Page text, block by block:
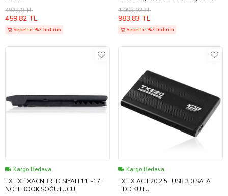
492,58 TL
459,82 TL
Sepette %7 İndirim
1.053,92 TL
983,83 TL
Sepette %7 İndirim
Kargo Bedava
TX TX TXACNBRED SİYAH 11"-17"
NOTEBOOK SOĞUTUCU
Kargo Bedava
TX TX AC E20 2.5" USB 3.0 SATA
HDD KUTU